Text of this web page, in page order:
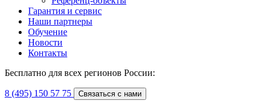
Гарантия и сервис
Наши партнеры
Обучение
Новости
Контакты
Бесплатно для всех регионов России:
8 (495) 150 57 75 Связаться с нами